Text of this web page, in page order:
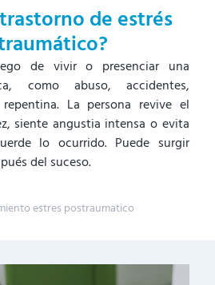
de estrés
de vivir o presenciar una
como abuso, accidentes,
La persona revive el
siente angustia intensa o evita
lo ocurrido. Puede surgir
del suceso.